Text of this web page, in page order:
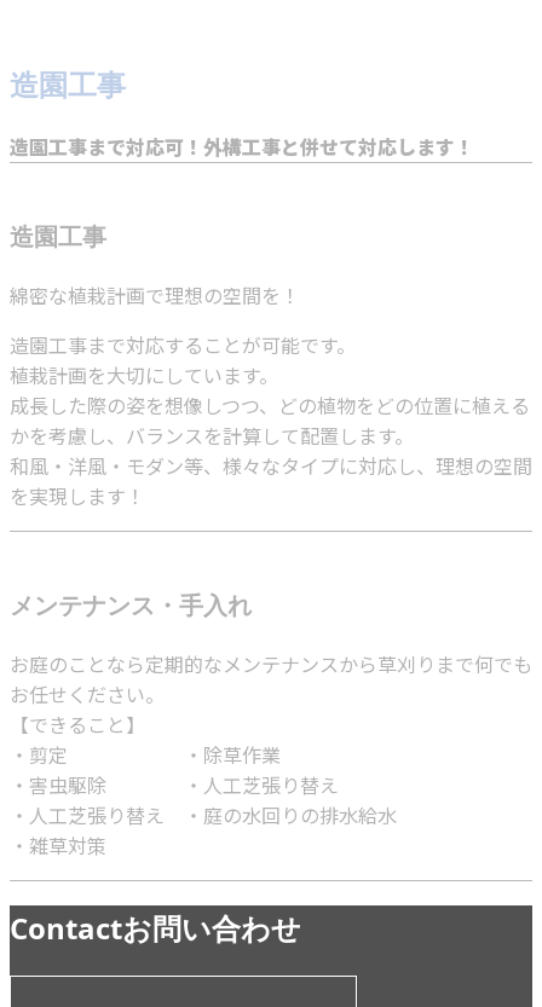
造園工事
造園工事まで対応可！外構工事と併せて対応します！
造園工事
綿密な植栽計画で理想の空間を！
造園工事まで対応することが可能です。
植栽計画を大切にしています。
成長した際の姿を想像しつつ、どの植物をどの位置に植える
かを考慮し、バランスを計算して配置します。
和風・洋風・モダン等、様々なタイプに対応し、理想の空間
を実現します！
メンテナンス・手入れ
お庭のことなら定期的なメンテナンスから草刈りまで何でも
お任せください。
【できること】
・剪定 ・除草作業
・害虫駆除 ・人工芝張り替え
・人工芝張り替え ・庭の水回りの排水給水
・雑草対策
Contactお問い合わせ